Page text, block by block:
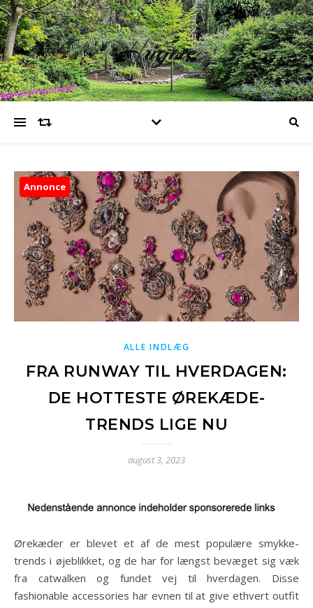
Hugme
Annonce
ALLE INDLÆG
FRA RUNWAY TIL HVERDAGEN:
DE HOTTESTE ØREKÆDE-
TRENDS LIGE NU
august 3, 2023
Ørekæder er blevet et af de mest populære smykke-
trends i øjeblikket, og de har for længst bevæget sig væk
fra catwalken og fundet vej til hverdagen. Disse
fashionable accessories har evnen til at give ethvert outfit